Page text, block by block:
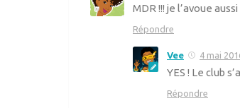
MDR !!! je l’avoue aussi
Répondre
Vee 4 mai
YES ! Le club
Répondre